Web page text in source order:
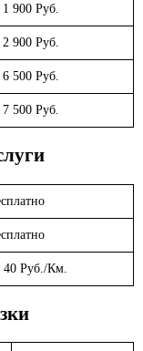
1 900 Руб.
2 900 Руб.
6 500 Руб.
7 500 Руб.
40 Руб./Км.